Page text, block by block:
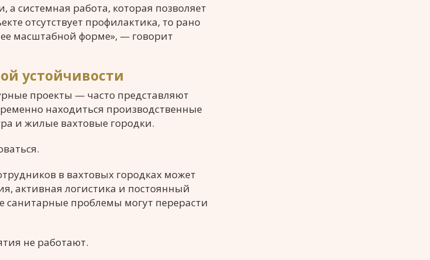
системная работа, которая позволяет
отсутствует профилактика, то рано
масштабной форме», — говорит
устойчивости
проекты — часто представляют
находиться производственные
и жилые вахтовые городки.
в вахтовых городках может
активная логистика и постоянный
санитарные проблемы могут перерасти
не работают.